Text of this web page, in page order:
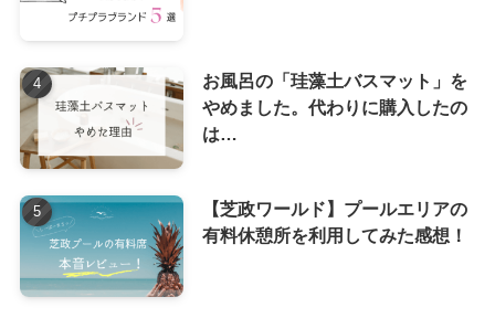
お風呂の「珪藻土バスマット」を
やめました。代わりに購入したの
は…
【芝政ワールド】プールエリアの
有料休憩所を利用してみた感想！